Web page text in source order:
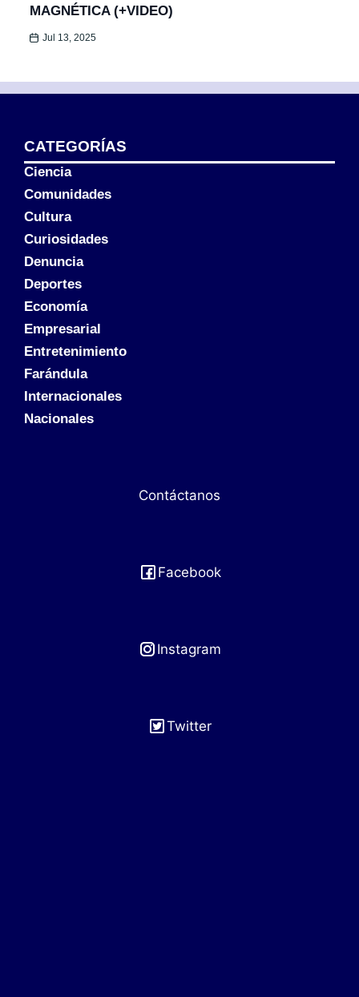
MAGNÉTICA (+VIDEO)
Jul 13, 2025
CATEGORÍAS
Ciencia
Comunidades
Cultura
Curiosidades
Denuncia
Deportes
Economía
Empresarial
Entretenimiento
Farándula
Internacionales
Nacionales
Contáctanos
Facebook
Instagram
Twitter